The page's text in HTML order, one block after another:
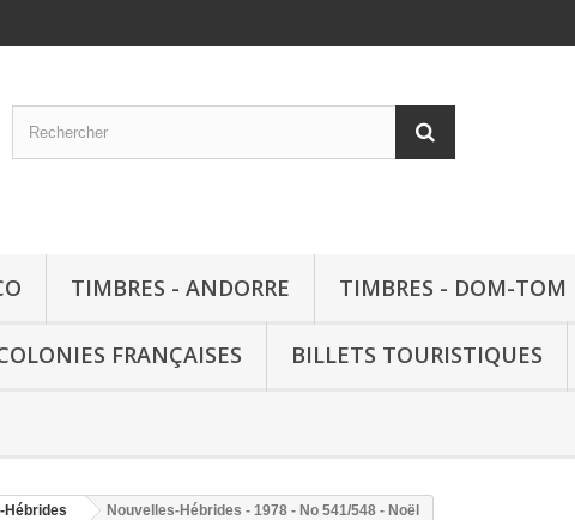
TIMBRES - ANDORRE TIMBRES - DOM-TOM
FRANÇAISES BILLETS TOURISTIQUES
Hébrides Nouvelles-Hébrides - 1978 - No 541/548 - Noël